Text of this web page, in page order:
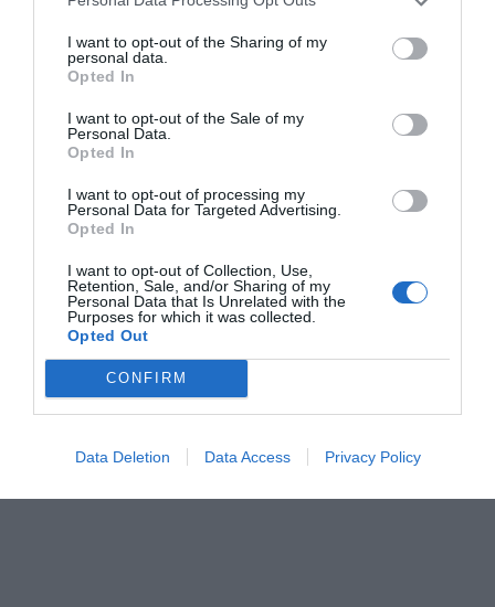
I want to opt-out of the Sharing of my
personal data.
Opted In
I want to opt-out of the Sale of my
Personal Data.
Opted In
I want to opt-out of processing my
Personal Data for Targeted Advertising.
Opted In
I want to opt-out of Collection, Use,
Retention, Sale, and/or Sharing of my
Personal Data that Is Unrelated with the
Purposes for which it was collected.
Opted Out
CONFIRM
Data Deletion Data Access Privacy Policy
RELACIONADAS
La nueva 'vieja'
Cambra de Comerç
Satisfacción del
sector turístico de
verano con un gran
Cámara de